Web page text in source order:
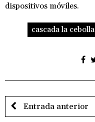
dispositivos móviles.
cascada la cebolla
Entrada anterior